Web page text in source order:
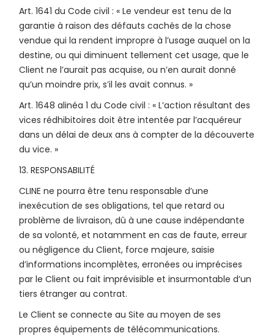
Art. 1641 du Code civil : « Le vendeur est tenu de la
garantie à raison des défauts cachés de la chose
vendue qui la rendent impropre à l’usage auquel on la
destine, ou qui diminuent tellement cet usage, que le
Client ne l’aurait pas acquise, ou n’en aurait donné
qu’un moindre prix, s’il les avait connus. »
Art. 1648 alinéa 1 du Code civil : « L’action résultant des
vices rédhibitoires doit être intentée par l’acquéreur
dans un délai de deux ans à compter de la découverte
du vice. »
13. RESPONSABILITÉ
CLINE ne pourra être tenu responsable d’une
inexécution de ses obligations, tel que retard ou
problème de livraison, dû à une cause indépendante
de sa volonté, et notamment en cas de faute, erreur
ou négligence du Client, force majeure, saisie
d’informations incomplètes, erronées ou imprécises
par le Client ou fait imprévisible et insurmontable d’un
tiers étranger au contrat.
Le Client se connecte au Site au moyen de ses
propres équipements de télécommunications.